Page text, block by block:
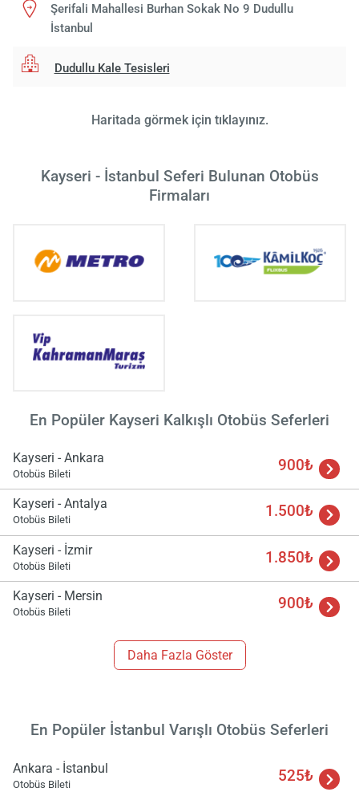
Şerifali Mahallesi Burhan Sokak No 9 Dudullu
İstanbul
Dudullu Kale Tesisleri
Haritada görmek için tıklayınız.
Kayseri - İstanbul Seferi Bulunan Otobüs
Firmaları
En Popüler Kayseri Kalkışlı Otobüs Seferleri
Kayseri - Ankara
Otobüs Bileti 900₺
Kayseri - Antalya
Otobüs Bileti 1.500₺
Kayseri - İzmir
Otobüs Bileti 1.850₺
Kayseri - Mersin
Otobüs Bileti 900₺
Daha Fazla Göster
En Popüler İstanbul Varışlı Otobüs Seferleri
Ankara - İstanbul
Otobüs Bileti 525₺